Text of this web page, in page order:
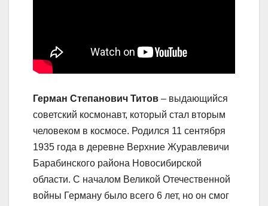
Герман Степанович Титов – выдающийся
советский космонавт, который стал вторым
человеком в космосе. Родился 11 сентября
1935 года в деревне Верхние Журавлевичи
Барабинского района Новосибирской
области. С началом Великой Отечественной
войны Герману было всего 6 лет, но он смог